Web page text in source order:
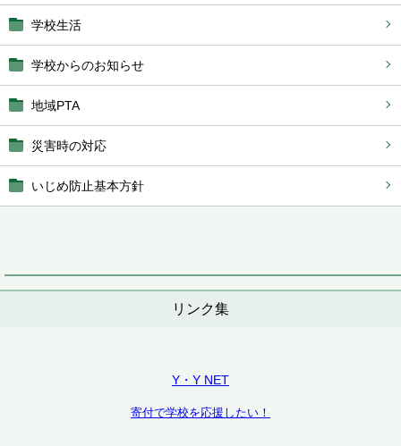
学校生活
学校からのお知らせ
地域PTA
災害時の対応
いじめ防止基本方針
リンク集
Y・Y NET
寄付で学校を応援したい！